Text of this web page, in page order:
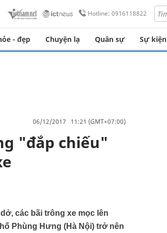
Hotline: 0916118822
- đẹp Chuyện lạ Quân sự Sự kiện
06/12/2017 11:21 (GMT+07:00)
"đắp chiếu"
các bãi trông xe mọc lên
Phùng Hưng (Hà Nội) trở nên